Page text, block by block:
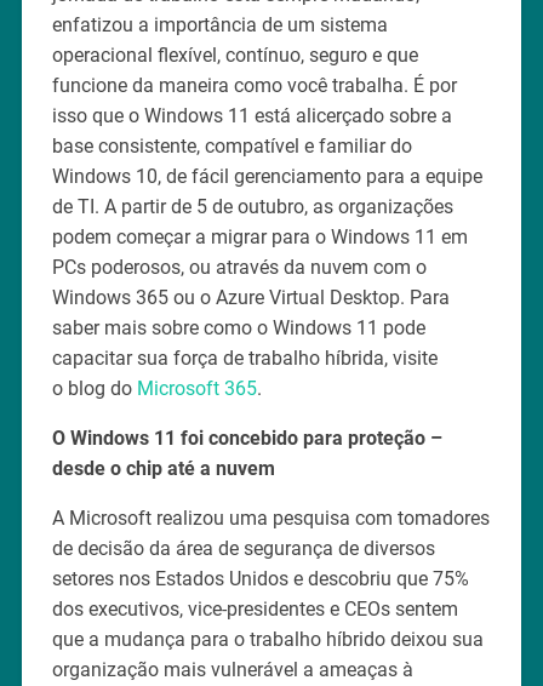
enfatizou a importância de um sistema
operacional flexível, contínuo, seguro e que
funcione da maneira como você trabalha. É por
isso que o Windows 11 está alicerçado sobre a
base consistente, compatível e familiar do
Windows 10, de fácil gerenciamento para a equipe
de TI. A partir de 5 de outubro, as organizações
podem começar a migrar para o Windows 11 em
PCs poderosos, ou através da nuvem com o
Windows 365 ou o Azure Virtual Desktop. Para
saber mais sobre como o Windows 11 pode
capacitar sua força de trabalho híbrida, visite
o blog do Microsoft 365.
O Windows 11 foi concebido para proteção –
desde o chip até a nuvem
A Microsoft realizou uma pesquisa com tomadores
de decisão da área de segurança de diversos
setores nos Estados Unidos e descobriu que 75%
dos executivos, vice-presidentes e CEOs sentem
que a mudança para o trabalho híbrido deixou sua
organização mais vulnerável a ameaças à